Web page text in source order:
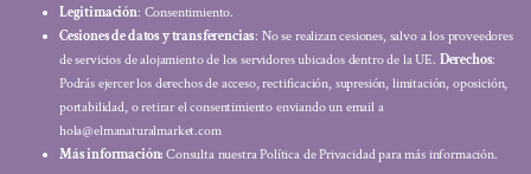
Legitimación: Consentimiento.
Cesiones de datos y transferencias: No se realizan cesiones, salvo a los proveedores
de servicios de alojamiento de los servidores ubicados dentro de la UE. Derechos:
Podrás ejercer los derechos de acceso, rectificación, supresión, limitación, oposición,
portabilidad, o retirar el consentimiento enviando un email a
hola@elmanaturalmarket.com
Más información: Consulta nuestra Política de Privacidad para más información.